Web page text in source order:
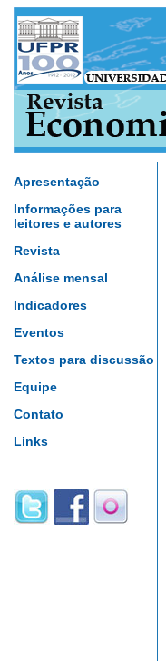
Apresentação
Informações para
leitores e autores
Revista
Análise mensal
Indicadores
Eventos
Textos para discussão
Equipe
Contato
Links